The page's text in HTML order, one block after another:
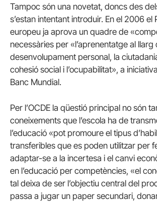
Tampoc són una novetat, doncs des
s’estan intentant introduir. En el 2006 el
europeu ja aprova un quadre de
necessàries per «l’aprenentatge al llarg
desenvolupament personal, la
cohesió social i l’ocupabilitat», a
Banc Mundial.
Per l’OCDE la qüestió principal no són
coneixements que l’escola ha de
l’educació «pot promoure el tipus
transferibles que es poden utilitzar per
adaptar-se a la incertesa i el canvi
en l’educació per competències, «el
tal deixa de ser l’objectiu central del
passa a jugar un paper secundari,